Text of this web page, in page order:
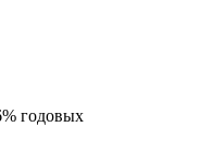
годовых